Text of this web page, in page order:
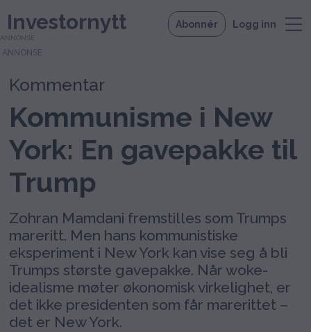
Investornytt Abonnér Logg inn
ANNONSE
Kommentar
Kommunisme i New
York: En gavepakke til
Trump
Zohran Mamdani fremstilles som Trumps
mareritt. Men hans kommunistiske
eksperiment i New York kan vise seg å bli
Trumps største gavepakke. Når woke-
idealisme møter økonomisk virkelighet, er
det ikke presidenten som får marerittet –
det er New York.